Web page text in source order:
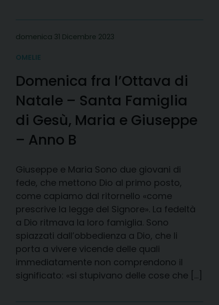
domenica 31 Dicembre 2023
OMELIE
Domenica fra l’Ottava di
Natale – Santa Famiglia
di Gesù, Maria e Giuseppe
– Anno B
Giuseppe e Maria Sono due giovani di
fede, che mettono Dio al primo posto,
come capiamo dal ritornello «come
prescrive la legge del Signore». La fedeltà
a Dio ritmava la loro famiglia. Sono
spiazzati dall’obbedienza a Dio, che li
porta a vivere vicende delle quali
immediatamente non comprendono il
significato: «si stupivano delle cose che […]